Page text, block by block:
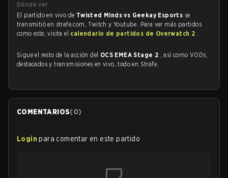
Dónde ver
El partido en vivo de Twisted Minds vs Geekay Esports se
transmitió en strafe.com, Twitch y Youtube. Para ver más partidos
como este, visita el calendario de partidos de Overwatch 2 .
Sigue el resto de la acción del OCS EMEA Stage 2 , así como VODs,
destacados y transmisiones en vivo, todo en Strafe.
COMENTARIOS(0)
Login para comentar en este partido